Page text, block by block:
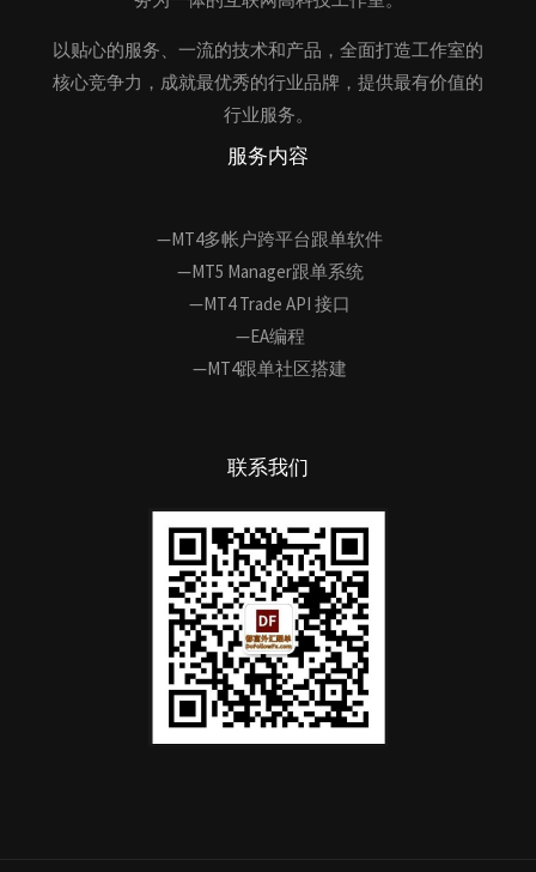
以贴心的服务、一流的技术和产品，全面打造工作室的
核心竞争力，成就最优秀的行业品牌，提供最有价值的
行业服务。
服务内容
—MT4多帐户跨平台跟单软件
—MT5 Manager跟单系统
—MT4 Trade API 接口
—EA编程
—MT4跟单社区搭建
联系我们